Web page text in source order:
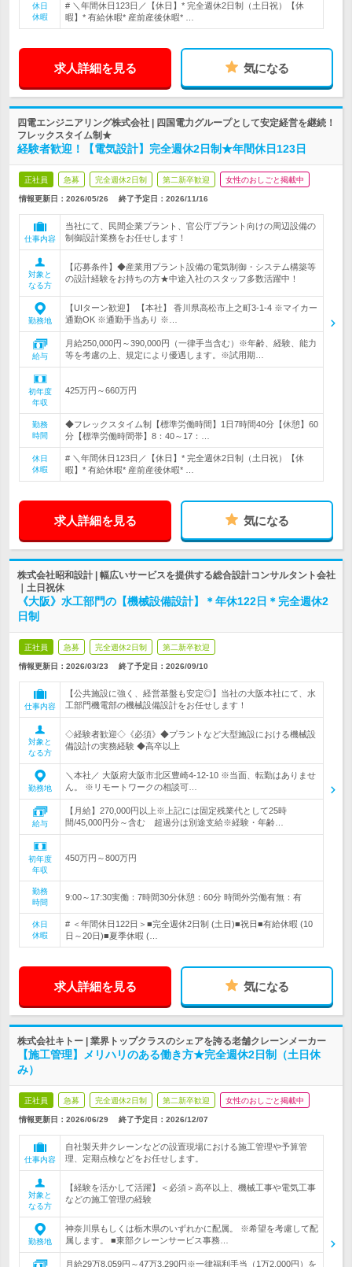
休日
休暇
# ＼年間休日123日／【休日】* 完全週休2日制（土日祝）【休
暇】* 有給休暇* 産前産後休暇* …
求人詳細を見る 気になる
四電エンジニアリング株式会社 | 四国電力グループとして安定経営を継続！
フレックスタイム制★
経験者歓迎！【電気設計】完全週休2日制★年間休日123日
正社員 急募 完全週休2日制 第二新卒歓迎 女性のおしごと掲載中
情報更新日：2026/05/26 終了予定日： 2026/11/16
仕事内容
当社にて、民間企業プラント、官公庁プラント向けの周辺設備の
制御設計業務をお任せします！
対象と
なる方
【応募条件】◆産業用プラント設備の電気制御・システム構築等
の設計経験をお持ちの方★中途入社のスタッフ多数活躍中！
勤務地
【UIターン歓迎】 【本社】 香川県高松市上之町3-1-4 ※マイカー
通勤OK ※通勤手当あり ※…
給与
月給250,000円～390,000円（一律手当含む）※年齢、経験、能力
等を考慮の上、規定により優遇します。※試用期…
初年度
年収
425万円～660万円
勤務
時間
◆フレックスタイム制【標準労働時間】1日7時間40分【休憩】60
分【標準労働時間帯】8：40～17：…
休日
休暇
# ＼年間休日123日／【休日】* 完全週休2日制（土日祝）【休
暇】* 有給休暇* 産前産後休暇* …
求人詳細を見る 気になる
株式会社昭和設計 | 幅広いサービスを提供する総合設計コンサルタント会社
｜土日祝休
《大阪》水工部門の【機械設備設計】＊年休122日＊完全週休2
日制
正社員 急募 完全週休2日制 第二新卒歓迎
情報更新日：2026/03/23 終了予定日： 2026/09/10
仕事内容
【公共施設に強く、経営基盤も安定◎】当社の大阪本社にて、水
工部門機電部の機械設備設計をお任せします！
対象と
なる方
◇経験者歓迎◇《必須》◆プラントなど大型施設における機械設
備設計の実務経験 ◆高卒以上
勤務地
＼本社／ 大阪府大阪市北区豊崎4-12-10 ※当面、転勤はありませ
ん。 ※リモートワークの相談可…
給与
【月給】270,000円以上※上記には固定残業代として25時
間/45,000円分～含む 超過分は別途支給※経験・年齢…
初年度
年収
450万円～800万円
勤務
時間
9:00～17:30実働：7時間30分休憩：60分 時間外労働有無：有
休日
休暇
# ＜年間休日122日＞■完全週休2日制 (土日)■祝日■有給休暇 (10
日～20日)■夏季休暇 (…
求人詳細を見る 気になる
株式会社キトー | 業界トップクラスのシェアを誇る老舗クレーンメーカー
【施工管理】メリハリのある働き方★完全週休2日制（土日休
み）
正社員 急募 完全週休2日制 第二新卒歓迎 女性のおしごと掲載中
情報更新日：2026/06/29 終了予定日： 2026/12/07
仕事内容
自社製天井クレーンなどの設置現場における施工管理や予算管
理、定期点検などをお任せします。
対象と
なる方
【経験を活かして活躍】＜必須＞高卒以上、機械工事や電気工事
などの施工管理の経験
勤務地
神奈川県もしくは栃木県のいずれかに配属。 ※希望を考慮して配
属します。 ■東部クレーンサービス事務…
月給29万8,059円～47万3,290円※一律福利手当（1万2,000円）を